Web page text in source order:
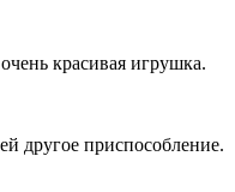
красивая игрушка.
другое приспособление.